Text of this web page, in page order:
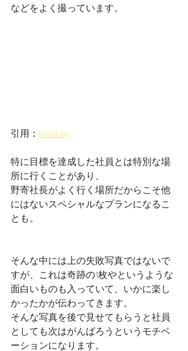
などをよく撮っています。
引用： pixabay
特に目標を達成した社員とは特別な場
所に行くことがあり、
野寄社長がよく行く場所だからこそ他
にはないスペシャルなプランになるこ
とも。
そんな中には上の失敗写真ではないで
すが、これは奇跡の1枚やというような
面白いものも入っていて、いかに楽し
かったかが伝わってきます。
そんな写真を後で見せてもらうと社員
としても次はがんばろうというモチベ
ーションになります。